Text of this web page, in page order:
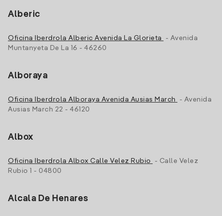
Alberic
Oficina Iberdrola Alberic Avenida La Glorieta
- Avenida
Muntanyeta De La 16 - 46260
Alboraya
Oficina Iberdrola Alboraya Avenida Ausias March
- Avenida
Ausias March 22 - 46120
Albox
Oficina Iberdrola Albox Calle Velez Rubio
- Calle Velez
Rubio 1 - 04800
Alcala De Henares